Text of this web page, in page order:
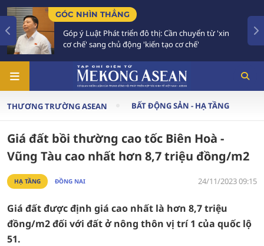
GÓC NHÌN THẲNG
Góp ý Luật Phát triển đô thị: Cần chuyển từ 'xin
cơ chế' sang chủ động 'kiến tạo cơ chế'
THƯƠNG TRƯỜNG ASEAN BẤT ĐỘNG SẢN - HẠ TẦNG
Giá đất bồi thường cao tốc Biên Hoà -
Vũng Tàu cao nhất hơn 8,7 triệu đồng/m2
HẠ TẦNG ĐỒNG NAI 24/11/2023 09:15
Giá đất được định giá cao nhất là hơn 8,7 triệu
đồng/m2 đối với đất ở nông thôn vị trí 1 của quốc lộ
51.